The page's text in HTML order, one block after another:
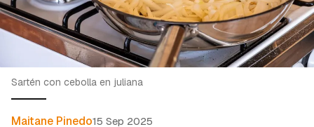
Sartén con cebolla en juliana
Maitane Pinedo15 Sep 2025